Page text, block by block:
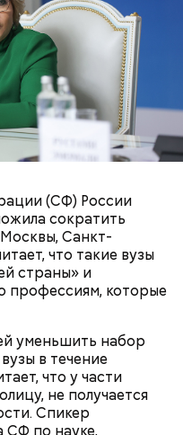
(СФ) России
сократить
Санкт-
что такие вузы
страны» и
профессиям, которые
уменьшить набор
в течение
что у части
не получается
Спикер
СФ по науке,
Кондрахин назвал
и напитки, которые
токсины из организма
лучше не есть:
и защищает от
полезен кресс-салат